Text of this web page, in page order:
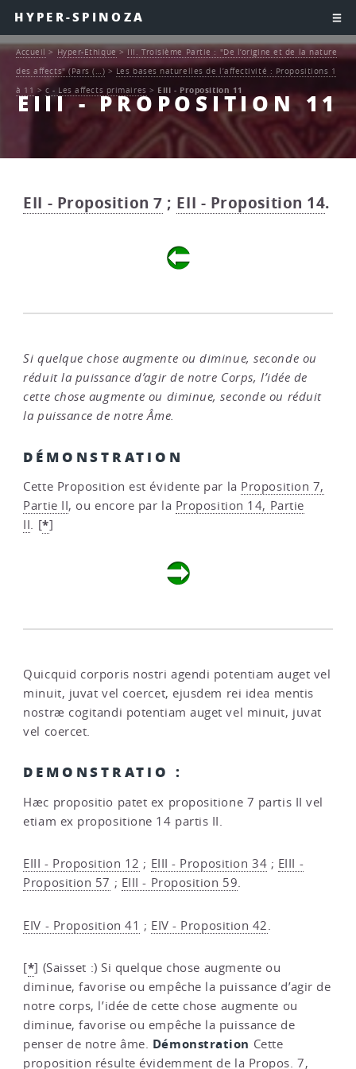
HYPER-SPINOZA
EIII - PROPOSITION 11
Accueil >Hyper-Ethique>III. Troisième Partie : "De l’origine et de la nature
des affects" (Pars (…)>Les bases naturelles de l’affectivité : Propositions 1
à 11 > c - Les affects primaires > EIII - Proposition 11
EII - Proposition 7 ; EII - Proposition 14.
Si quelque chose augmente ou diminue, seconde ou
réduit la puissance d’agir de notre Corps, l’idée de
cette chose augmente ou diminue, seconde ou réduit
la puissance de notre Âme.
DÉMONSTRATION
Cette Proposition est évidente par la Proposition 7,
Partie II, ou encore par la Proposition 14, Partie
II. [*]
Quicquid corporis nostri agendi potentiam auget vel
minuit, juvat vel coercet, ejusdem rei idea mentis
nostræ cogitandi potentiam auget vel minuit, juvat
vel coercet.
DEMONSTRATIO :
Hæc propositio patet ex propositione 7 partis II vel
etiam ex propositione 14 partis II.
EIII - Proposition 12 ; EIII - Proposition 34 ; EIII -
Proposition 57 ; EIII - Proposition 59.
EIV - Proposition 41 ; EIV - Proposition 42
[*] (Saisset :) Si quelque chose augmente ou
diminue, favorise ou empêche la puissance d’agir de
notre corps, l’idée de cette chose augmente ou
diminue, favorise ou empêche la puissance de
penser de notre âme. Démonstration Cette
proposition résulte évidemment de la Propos. 7,